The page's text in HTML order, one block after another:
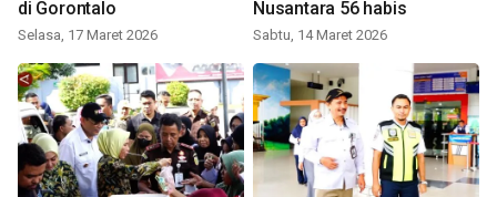
di Gorontalo
Selasa, 17 Maret 2026
Nusantara 56 habis
Sabtu, 14 Maret 2026